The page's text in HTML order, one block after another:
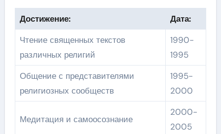
Достижение:
Дата:
Чтение священных текстов
различных религий
1990-
1995
Общение с представителями
религиозных сообществ
1995-
2000
Медитация и самоосознание
2000-
2005